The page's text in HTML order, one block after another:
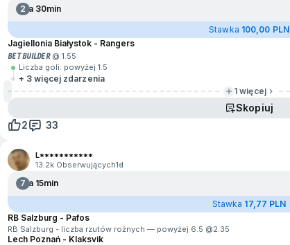
2Za 30min
Stawka 100,00 PLN
Jagiellonia Białystok - Rangers
BET BUILDER@ 1.55
Liczba goli: powyżej 1.5
+ 3 więcej zdarzenia
1 więcej
Skopiuj
2
33
L***********
13.2k Obserwujących1d
7Za 15min
Stawka 17,77 PLN
RB Salzburg - Pafos
RB Salzburg - liczba rzutów rożnych — powyżej 6.5 @2.35
Lech Poznań - Klaksvik